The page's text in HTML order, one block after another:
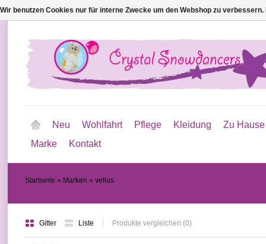
Neu Wohlfahrt Pflege Kleidung
Zu Hause
Marke
Kontakt
Startseite » Marken » vellus
Gitter Liste Produkte vergleichen (0)
Wir benutzen Cookies nur für interne Zwecke um den Webshop zu